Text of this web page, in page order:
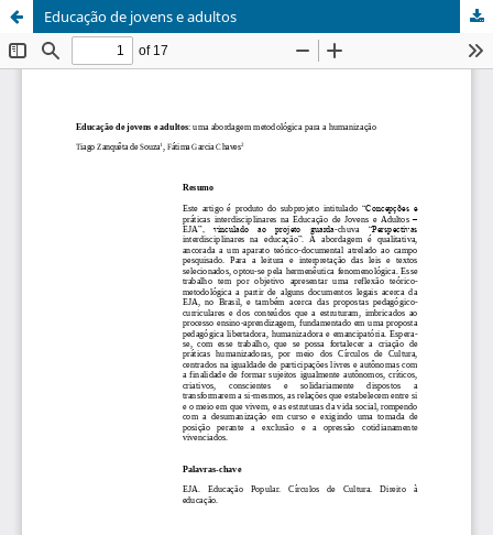
Educação de jovens e adultos